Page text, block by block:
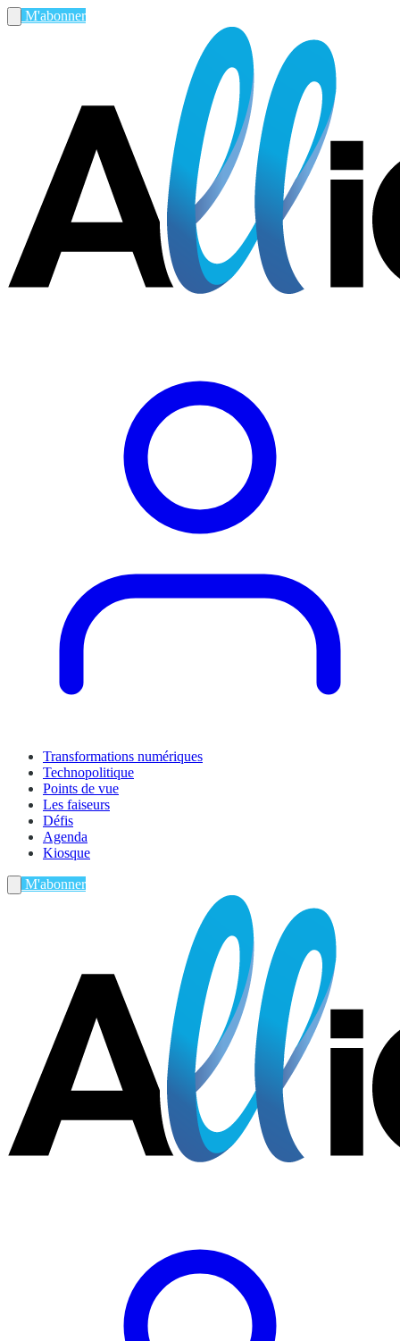
M'abonner
Transformations numériques
Technopolitique
Points de vue
Les faiseurs
Défis
Agenda
Kiosque
M'abonner